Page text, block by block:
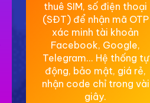
thuê SIM, số điện thoại
(SĐT) để nhận mã OTP
xác minh tài khoản
Facebook, Google,
Telegram... Hệ thống tự
động, bảo mật, giá rẻ,
nhận code chỉ trong vài
giây.